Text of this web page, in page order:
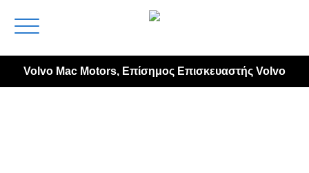
Volvo Mac Motors, Επίσημος Επισκευαστής Volvo